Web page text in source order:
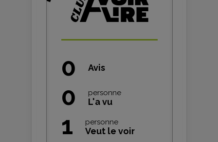
0 Avis
0 personne
L'a vu
1 personne
Veut le voir